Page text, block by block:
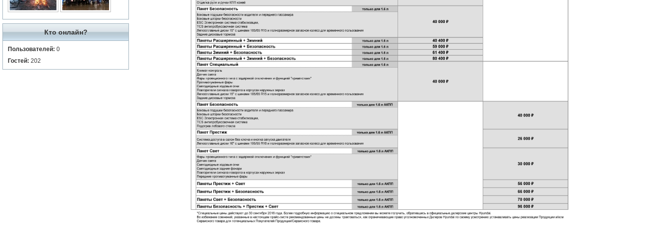
Кто онлайн?
Пользователей: 0
Гостей: 202